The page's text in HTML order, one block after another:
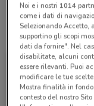
Tutte le
Noi e i nostri 1014
come i dati di
Selezionando
supportino gli scopi
dati da fornire". Nel
disabilitate, alcuni
essere rilevanti. Puoi
modificare le tue
Mostra finalità in
contesto del nostro